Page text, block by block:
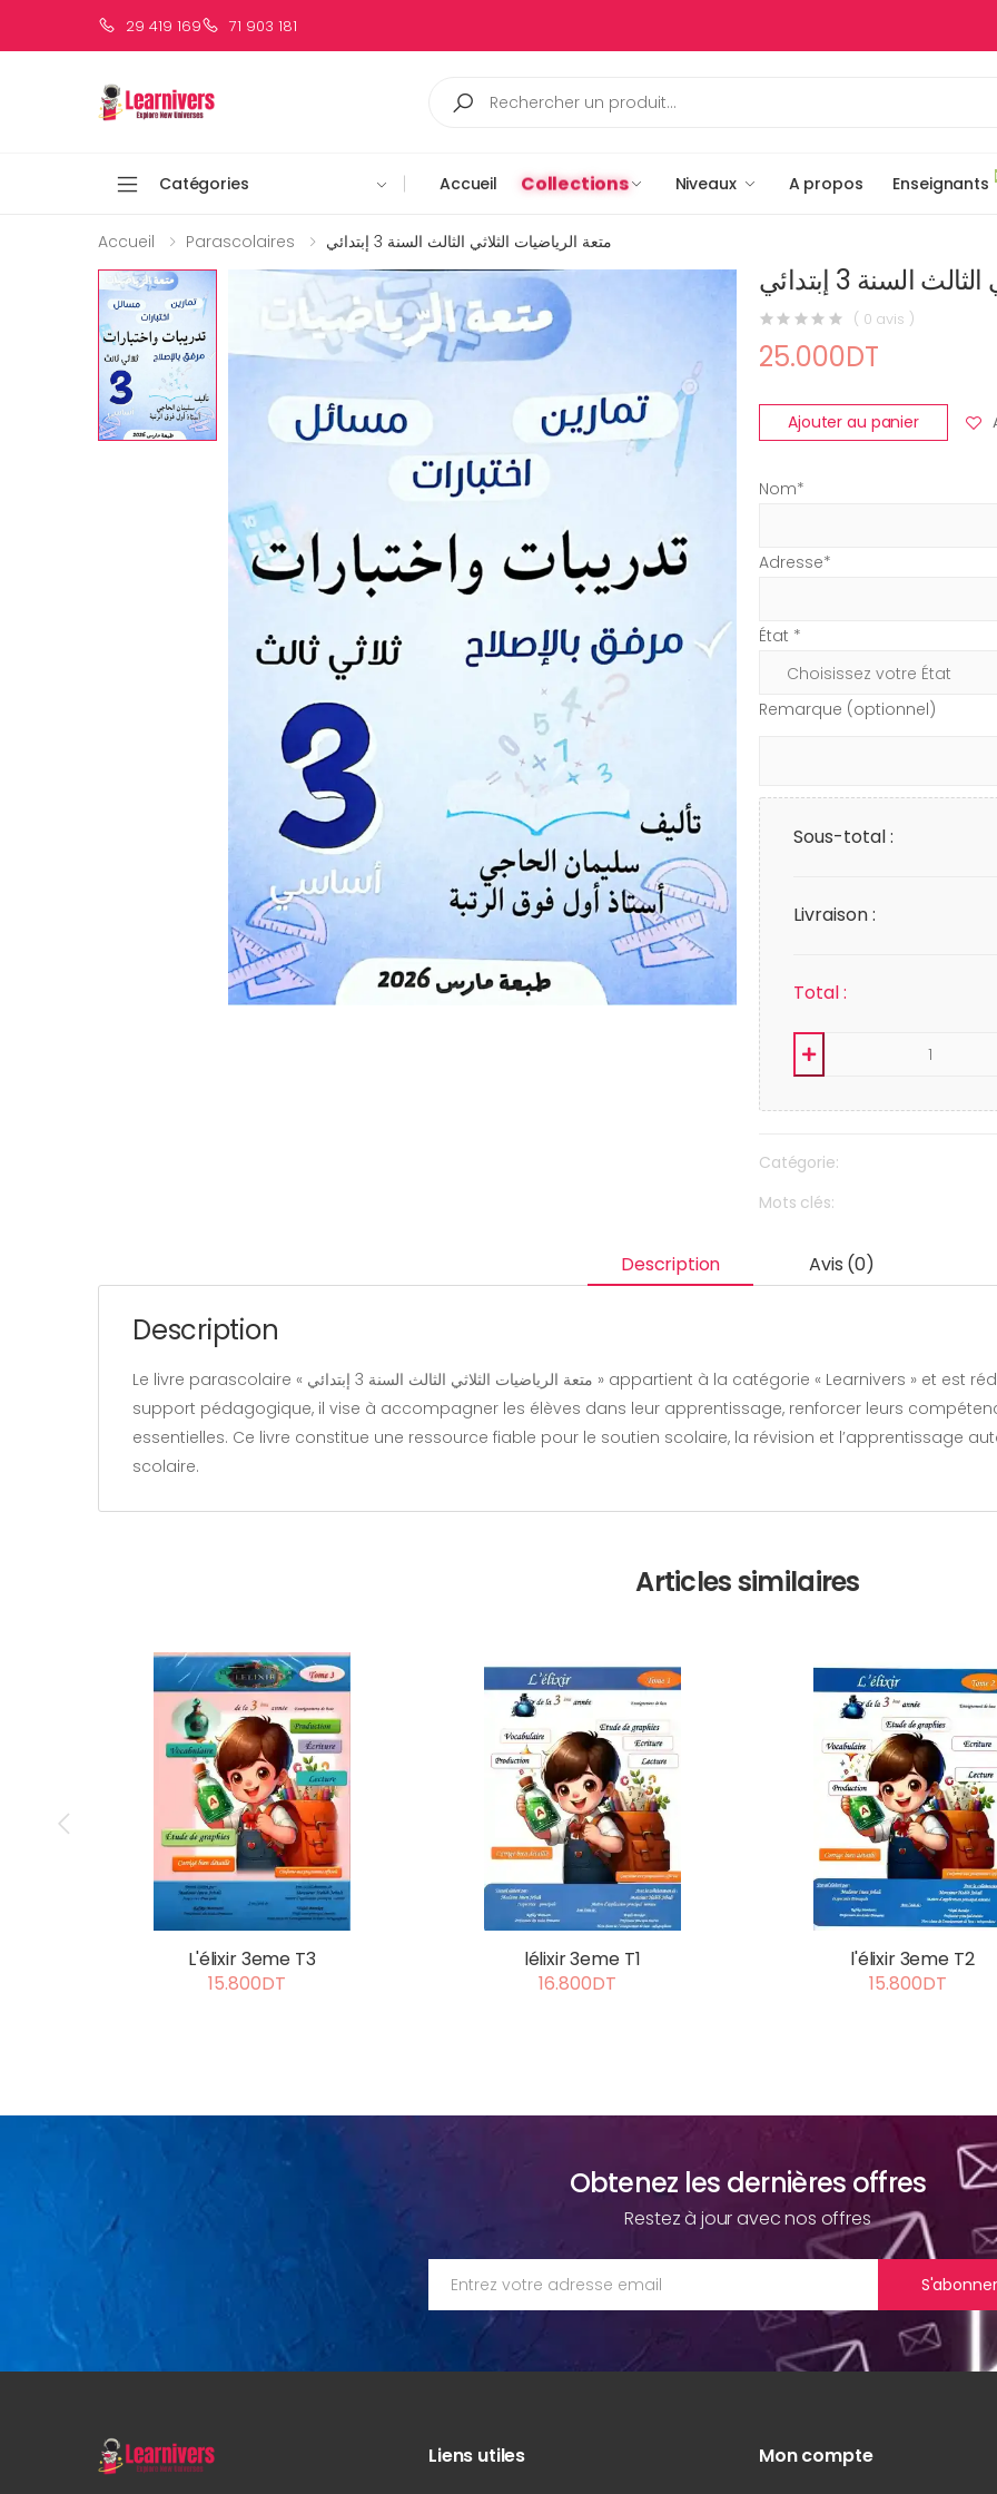
29 419 169 71 903 181
Catégories Accueil Collections Niveaux A propos Enseignants
Accueil Parascolaires متعة الرياضيات الثلاثي الثالث السنة 3 إبتدائي
السنة 3 إبتدائي
( 0 avis )
25.000DT
Ajouter au panier
Nom*
Adresse*
État *
Remarque (optionnel)
Sous-total :
Livraison :
Total :
Catégorie:
Mots clés:
Description Avis (0)
Description
Le livre parascolaire « متعة الرياضيات الثلاثي الثالث السنة 3 إبتدائي » appartient à la catégorie « Learnivers » et est rédigé par Slimen hajji. Conçu comme un
support pédagogique, il vise à accompagner les élèves dans leur apprentissage, renforcer leurs
essentielles. Ce livre constitue une ressource fiable pour le soutien scolaire, la révision et l’apprentissage
scolaire.
Articles similaires
L'élixir 3eme T3
15.800DT
lélixir 3eme T1
16.800DT
l'élixir 3eme T2
15.800DT
Obtenez les dernières offres
Restez à jour avec nos offres
S'abonner
Liens utiles Mon compte